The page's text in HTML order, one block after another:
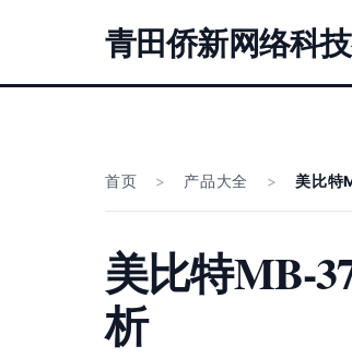
青田侨新网络科
首页 > 产品大全 > 美比特
美比特MB-
析